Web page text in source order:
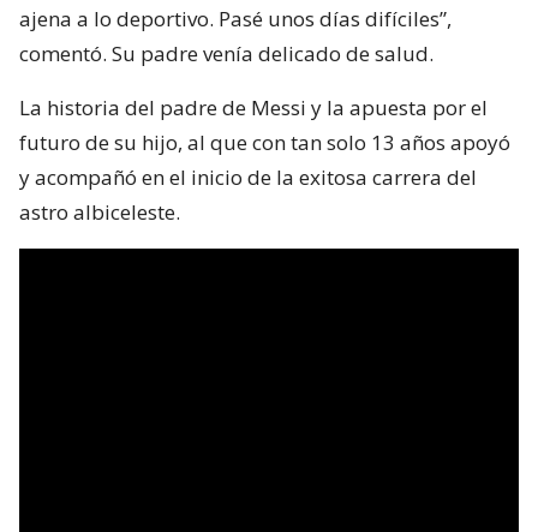
ajena a lo deportivo. Pasé unos días difíciles”,
comentó. Su padre venía delicado de salud.
La historia del padre de Messi y la apuesta por el
futuro de su hijo, al que con tan solo 13 años apoyó
y acompañó en el inicio de la exitosa carrera del
astro albiceleste.